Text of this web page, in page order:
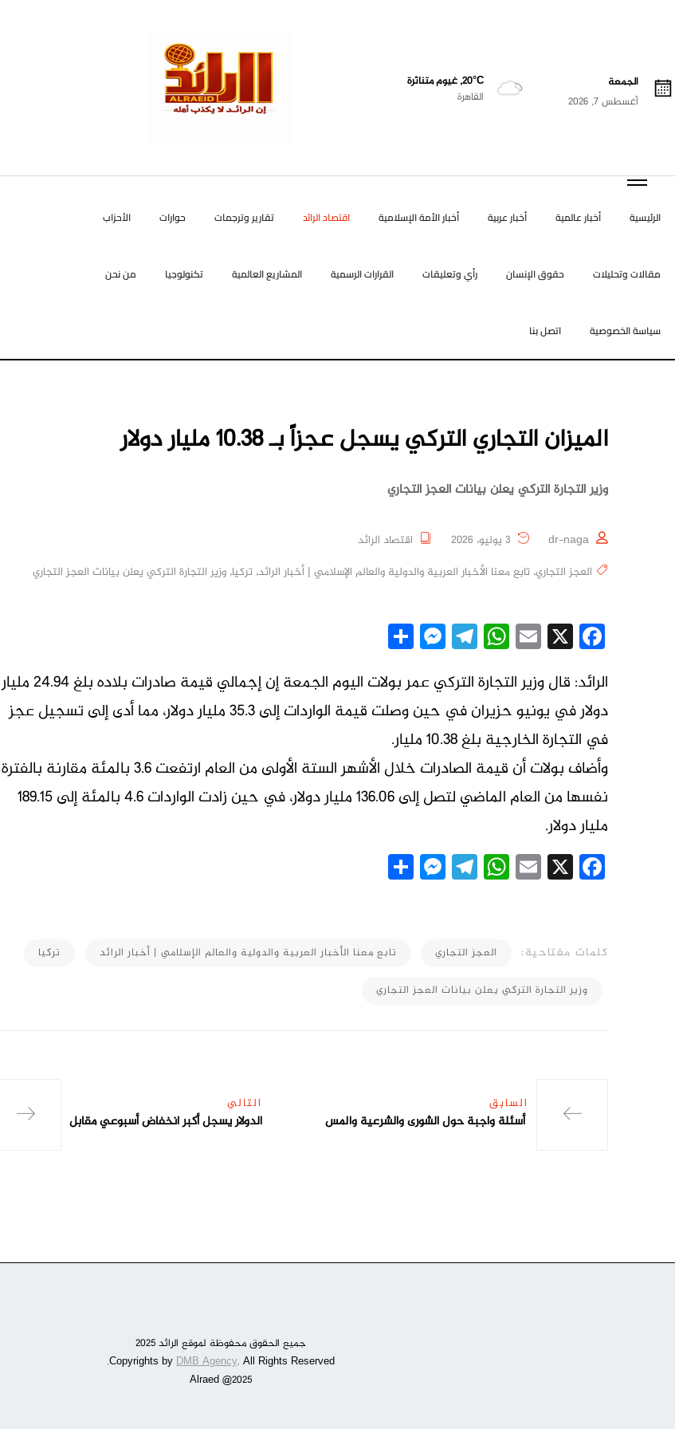
الجمعة
أغسطس 7, 2026
20°C, غيوم متناثرة
القاهرة
الرئيسية أخبار عالمية أخبار عربية أخبار الأمة الإسلامية اقتصاد الرائد تقارير وترجمات حوارات الأحزاب
مقالات وتحليلات حقوق الإنسان رأي وتعليقات القرارات الرسمية المشاريع العالمية تكنولوجيا من نحن
سياسة الخصوصية اتصل بنا
الميزان التجاري التركي يسجل عجزاً بـ 10.38 مليار دولار
وزير التجارة التركي يعلن بيانات العجز التجاري
dr-naga
اقتصاد الرائد
العجز التجاري, تابع معنا الأخبار العربية والدولية والعالم الإسلامي | أخبار الرائد, تركيا, وزير التجارة التركي يعلن بيانات العجز التجاري
Facebook
X
Email
WhatsApp
Telegram
Messenger
الرائد: قال وزير التجارة ​التركي عمر بولات اليوم ‌الجمعة إن إجمالي قيمة صادرات بلاده ​بلغ 24.94 مليار ​
دولار في يونيو حزيران ⁠في حين وصلت ​قيمة الواردات إلى ​35.3 مليار دولار، مما أدى إلى تسجيل عجز
في ​التجارة الخارجية ​بلغ 10.38 مليار.
وأضاف بولات أن ‌قيمة ⁠الصادرات خلال الأشهر الستة الأولى من العام ارتفعت 3.6 ​بالمئة مقارنة ​بالفترة
مليار دولار.
Facebook
X
Email
WhatsApp
Telegram
Messenger
كلمات مفتاحية: العجز التجاري تابع معنا الأخبار العربية والدولية والعالم الإسلامي | أخبار الرائد تركيا
وزير التجارة التركي يعلن بيانات العجز التجاري
السابق
أسئلة واجبة حول الشورى والشرعية والمس
التالي
الدولار يسجل أكبر انخفاض أسبوعي مقابل
جميع الحقوق محفوظة لموقع الرائد 2025
DMB Agency. All Rights Reserved.
Alraed @2025